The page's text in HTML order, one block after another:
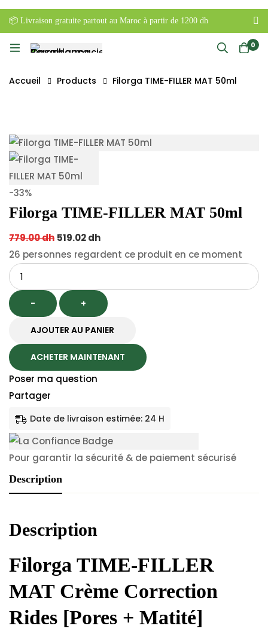
📦 Livraison gratuite partout au Maroc à partir de 1200 dh
0
Accueil Products Filorga TIME-FILLER MAT 50ml
-33%
Filorga TIME-FILLER MAT 50ml
779.00dh Original
price
779.00 dh.
519.02dhCurrent
price
519.02 dh.
26 personnes regardent ce produit en ce moment
Quantité
- +
AJOUTER AU PANIER
ACHETER MAINTENANT
Poser ma question
Partager
Date de livraison estimée: 24 H
Pour garantir la sécurité & de paiement sécurisé
Description
Description
Filorga TIME-FILLER
MAT Crème Correction
Rides [Pores + Matité]